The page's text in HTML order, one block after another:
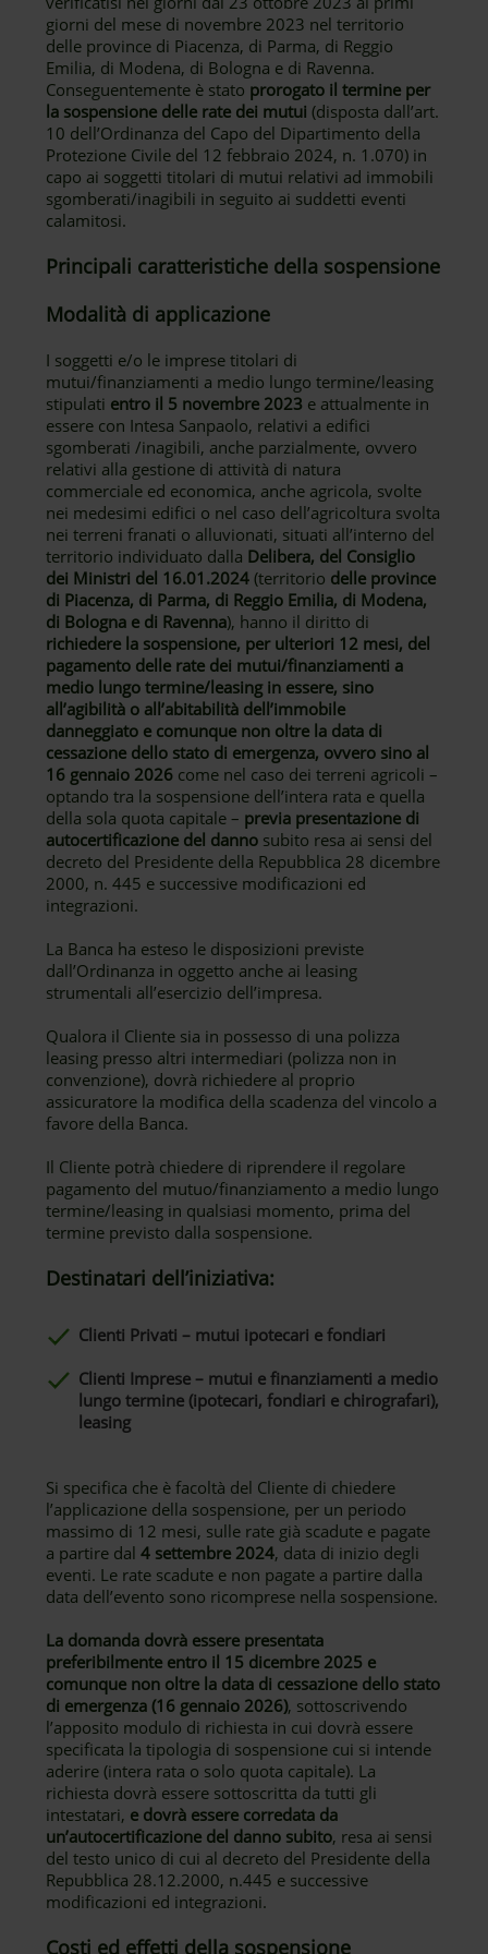
giorni del mese di novembre 2023 nel territorio
delle province di Piacenza, di Parma, di Reggio
Emilia, di Modena, di Bologna e di Ravenna.
Conseguentemente è stato prorogato il termine per
la sospensione delle rate dei mutui (disposta dall’art.
10 dell’Ordinanza del Capo del Dipartimento della
Protezione Civile del 12 febbraio 2024, n. 1.070) in
capo ai soggetti titolari di mutui relativi ad immobili
sgomberati/inagibili in seguito ai suddetti eventi
calamitosi.
Principali caratteristiche della sospensione
Modalità di applicazione
I soggetti e/o le imprese titolari di
mutui/finanziamenti a medio lungo termine/leasing
stipulati entro il 5 novembre 2023 e attualmente in
essere con Intesa Sanpaolo, relativi a edifici
sgomberati /inagibili, anche parzialmente, ovvero
relativi alla gestione di attività di natura
commerciale ed economica, anche agricola, svolte
nei medesimi edifici o nel caso dell’agricoltura svolta
nei terreni franati o alluvionati, situati all’interno del
territorio individuato dalla Delibera, del Consiglio
dei Ministri del 16.01.2024 (territorio delle province
di Piacenza, di Parma, di Reggio Emilia, di Modena,
di Bologna e di Ravenna), hanno il diritto di
richiedere la sospensione, per ulteriori 12 mesi, del
pagamento delle rate dei mutui/finanziamenti a
medio lungo termine/leasing in essere, sino
all’agibilità o all’abitabilità dell’immobile
danneggiato e comunque non oltre la data di
cessazione dello stato di emergenza, ovvero sino al
16 gennaio 2026 come nel caso dei terreni agricoli –
optando tra la sospensione dell’intera rata e quella
della sola quota capitale – previa presentazione di
autocertificazione del danno subito resa ai sensi del
decreto del Presidente della Repubblica 28 dicembre
2000, n. 445 e successive modificazioni ed
integrazioni.
La Banca ha esteso le disposizioni previste
dall’Ordinanza in oggetto anche ai leasing
strumentali all’esercizio dell’impresa.
Qualora il Cliente sia in possesso di una polizza
leasing presso altri intermediari (polizza non in
convenzione), dovrà richiedere al proprio
assicuratore la modifica della scadenza del vincolo a
favore della Banca.
Il Cliente potrà chiedere di riprendere il regolare
pagamento del mutuo/finanziamento a medio lungo
termine/leasing in qualsiasi momento, prima del
termine previsto dalla sospensione.
Destinatari dell’iniziativa:
Clienti Privati – mutui ipotecari e fondiari
Clienti Imprese – mutui e finanziamenti a medio
lungo termine (ipotecari, fondiari e chirografari),
leasing
Si specifica che è facoltà del Cliente di chiedere
l’applicazione della sospensione, per un periodo
massimo di 12 mesi, sulle rate già scadute e pagate
a partire dal4 settembre 2024, data di inizio degli
eventi. Le rate scadute e non pagate a partire dalla
data dell’evento sono ricomprese nella sospensione.
La domanda dovrà essere presentata
preferibilmente entro il 15 dicembre 2025 e
comunque non oltre la data di cessazione dello stato
di emergenza (16 gennaio 2026), sottoscrivendo
l’apposito modulo di richiesta in cui dovrà essere
specificata la tipologia di sospensione cui si intende
aderire (intera rata o solo quota capitale). La
richiesta dovrà essere sottoscritta da tutti gli
intestatari, e dovrà essere corredata da
un’autocertificazione del danno subito, resa ai sensi
del testo unico di cui al decreto del Presidente della
Repubblica 28.12.2000, n.445 e successive
modificazioni ed integrazioni.
Costi ed effetti della sospensione